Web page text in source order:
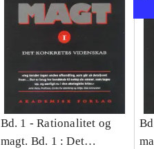
Bd. 1 -Rationalitet og
magt. Bd. 1 : Det